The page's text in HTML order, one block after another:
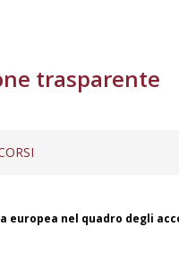
trasparente
europea nel quadro degli